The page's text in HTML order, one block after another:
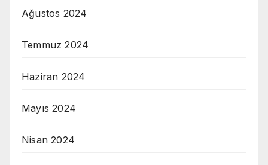
Ağustos 2024
Temmuz 2024
Haziran 2024
Mayıs 2024
Nisan 2024